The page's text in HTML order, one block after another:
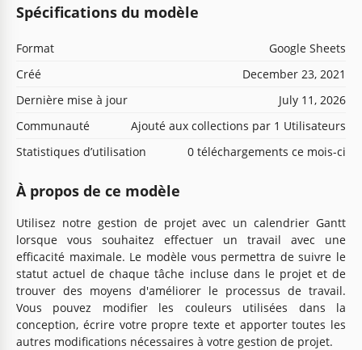
Spécifications du modèle
Format
Google Sheets
Créé
December 23, 2021
Dernière mise à jour
July 11, 2026
Communauté
Ajouté aux collections par 1 Utilisateurs
Statistiques d’utilisation
0 téléchargements ce mois-ci
À propos de ce modèle
Utilisez notre gestion de projet avec un calendrier Gantt
lorsque vous souhaitez effectuer un travail avec une
efficacité maximale. Le modèle vous permettra de suivre le
statut actuel de chaque tâche incluse dans le projet et de
trouver des moyens d'améliorer le processus de travail.
Vous pouvez modifier les couleurs utilisées dans la
conception, écrire votre propre texte et apporter toutes les
autres modifications nécessaires à votre gestion de projet.